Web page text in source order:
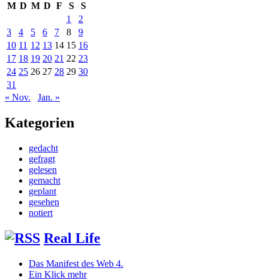
M D M D F S
S
1
2
3
4 5 6 7 8
9
10 11 12 13 14 15 16
17 18 19 20 21 22 23
24 25 26 27 28 29 30
31
« Nov.
Jan. »
Kategorien
gedacht
gefragt
gelesen
gemacht
geplant
gesehen
notiert
Real Life
Das Manifest des Web 4.
Ein Klick mehr